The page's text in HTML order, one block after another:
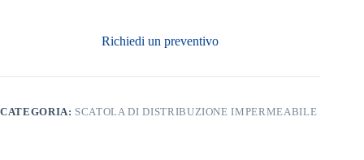
Richiedi un preventivo
CATEGORIA: SCATOLA DI DISTRIBUZIONE IMPERMEABILE